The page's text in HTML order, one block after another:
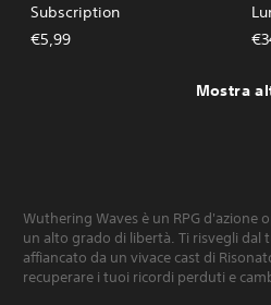
Subscription
€5,99
Mostra
Wuthering Waves è un RPG d'azione
un alto grado di libertà. Ti risvegli dal
affiancato da un vivace cast di
recuperare i tuoi ricordi perduti e